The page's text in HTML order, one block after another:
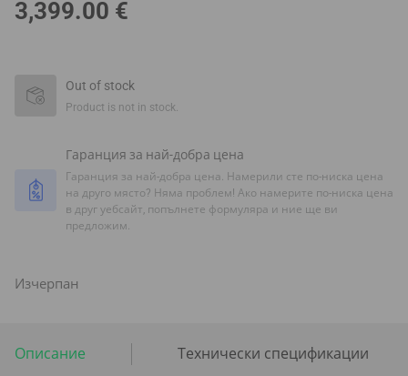
3,399.00 €
Out of stock
Product is not in stock.
Гаранция за най-добра цена
Гаранция за най-добра цена. Намерили сте по-ниска цена
на друго място? Няма проблем! Ако намерите по-ниска цена
в друг уебсайт, попълнете формуляра и ние ще ви
предложим.
Изчерпан
Описание Технически спецификации